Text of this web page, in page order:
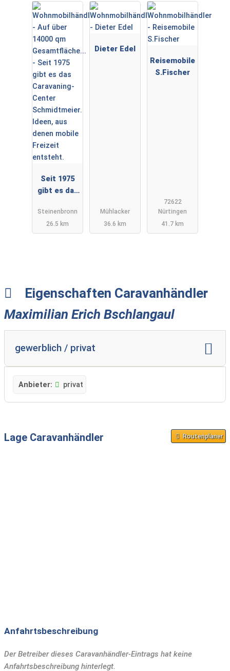
Seit 1975
gibt es das
Center
Schmidtmei
Steinenbronn
26.5 km
Dieter Edel
Mühlacker
36.6 km
Reisemobile
S.Fischer
72622
Nürtingen
41.7 km
Eigenschaften Caravanhändler
Maximilian Erich Bschlangaul
gewerblich / privat
Anbieter: privat
Lage Caravanhändler Routenplaner
Anfahrtsbeschreibung
Der Betreiber dieses Caravanhändler-Eintrags hat keine
Anfahrtsbeschreibung hinterlegt.